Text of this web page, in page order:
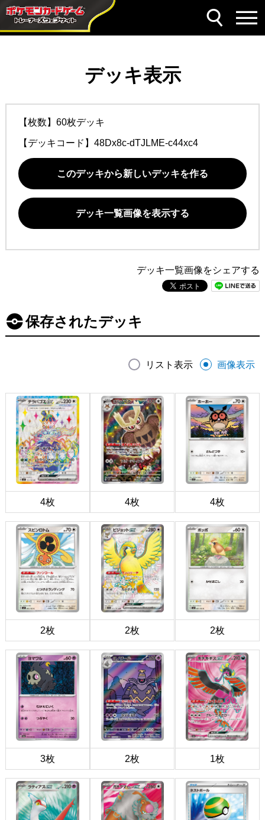
デッキ表示
【枚数】60枚デッキ
【デッキコード】 48Dx8c-dTJLME-c44xc4
このデッキから新しいデッキを作る
デッキ一覧画像を表示する
デッキ一覧画像をシェアする
保存されたデッキ
リスト表示 画像表示
4枚 4枚 4枚
2枚 2枚 2枚
3枚 2枚 1枚